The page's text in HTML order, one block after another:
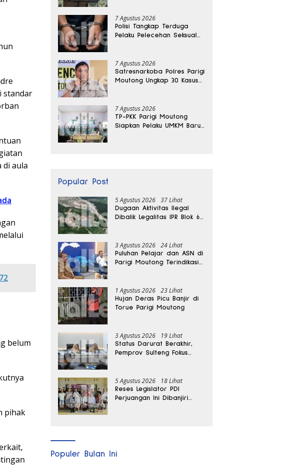
standar
di aula
belum
pihak
7 Agustus 2026
Polisi Tangkap Terduga
Pelaku Pelecehan Seksual
7 Agustus 2026
Satresnarkoba Polres Parigi
Moutong Ungkap 30 Kasus
7 Agustus 2026
TP-PKK Parigi Moutong
Siapkan Pelaku UMKM Baru
Popular Post
5 Agustus 2026 37 Lihat
Dugaan Aktivitas Ilegal
Dibalik Legalitas IPR Blok 6
3 Agustus 2026 24 Lihat
Puluhan Pelajar dan ASN di
Parigi Moutong Terindikasi
1 Agustus 2026 23 Lihat
Hujan Deras Picu Banjir di
Torue Parigi Moutong
3 Agustus 2026 19 Lihat
Status Darurat Berakhir,
Pemprov Sulteng Fokus
5 Agustus 2026 18 Lihat
Reses Legislator PDI
Perjuangan Ini Dibanjiri
Populer Bulan Ini